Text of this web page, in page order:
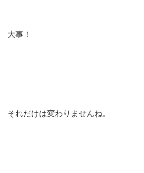
大事！
それだけは変わりませんね。